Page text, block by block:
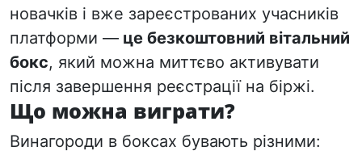
новачків і вже зареєстрованих учасників
платформи — це безкоштовний вітальний
бокс, який можна миттєво активувати
після завершення реєстрації на біржі.
Що можна виграти?
Винагороди в боксах бувають різними: